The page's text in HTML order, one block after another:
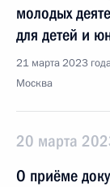
молодых
для детей и
21 марта 2023
Москва
20 марта
О приёме